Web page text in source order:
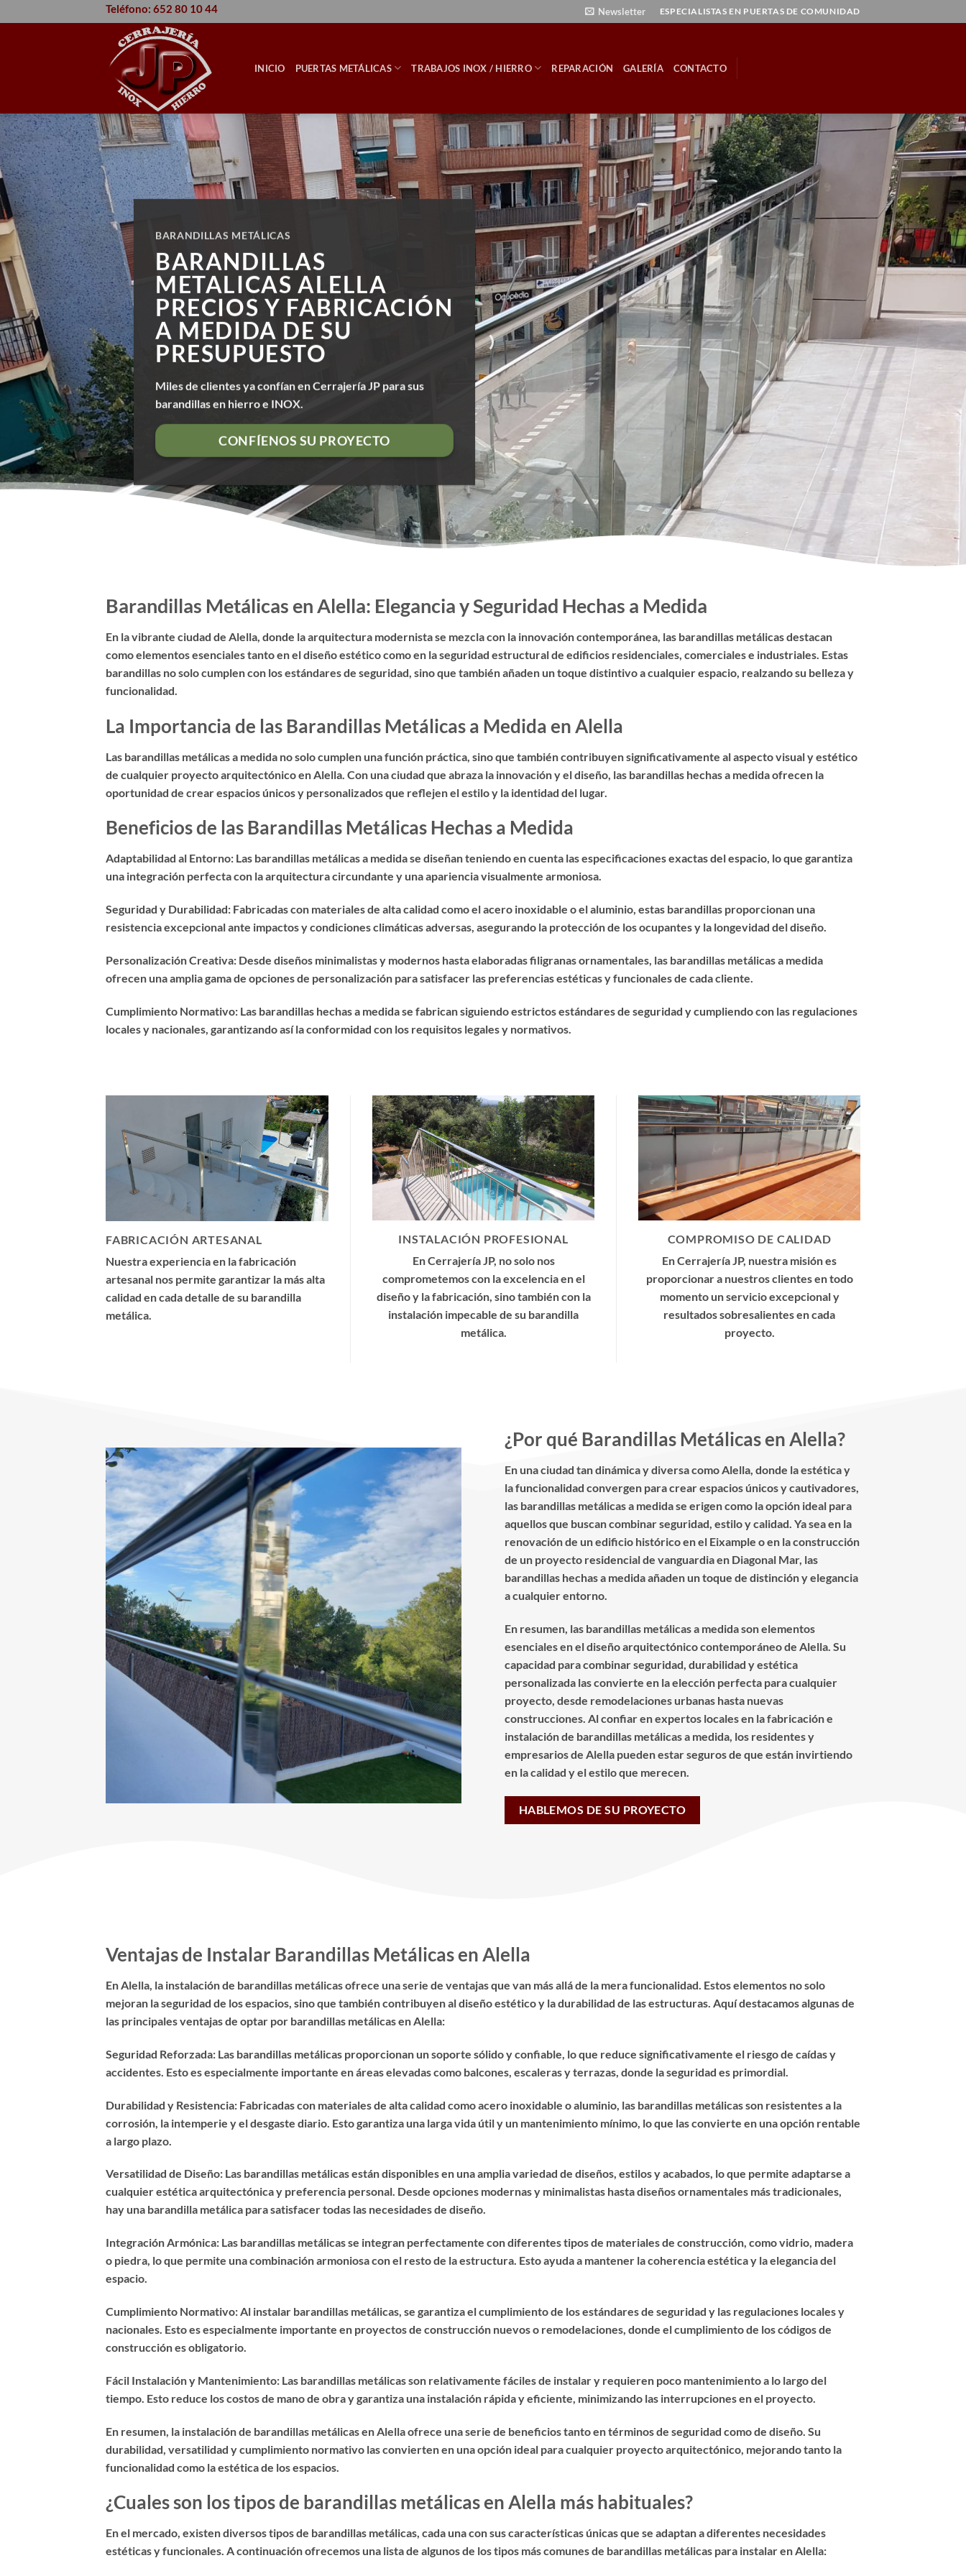
al
Teléfono: 652 80 10 44 Newsletter ESPECIALISTAS EN PUERTAS DE COMUNIDAD
INICIO PUERTAS METÁLICAS TRABAJOS INOX / HIERRO REPARACIÓN GALERÍA CONTACTO
BARANDILLAS METÁLICAS
BARANDILLAS
METALICAS ALELLA
PRECIOS Y FABRICACIÓN
A MEDIDA DE SU
PRESUPUESTO
Miles de clientes ya confían en Cerrajería JP para sus
barandillas en hierro e INOX.
CONFÍENOS SU PROYECTO
Barandillas Metálicas en Alella: Elegancia y Seguridad Hechas a Medida
En la vibrante ciudad de Alella, donde la arquitectura modernista se mezcla con la innovación contemporánea, las barandillas metálicas destacan
como elementos esenciales tanto en el diseño estético como en la seguridad estructural de edificios residenciales, comerciales e industriales. Estas
barandillas no solo cumplen con los estándares de seguridad, sino que también añaden un toque distintivo a cualquier espacio, realzando su belleza y
funcionalidad.
La Importancia de las Barandillas Metálicas a Medida en Alella
Las barandillas metálicas a medida no solo cumplen una función práctica, sino que también contribuyen significativamente al aspecto visual y estético
de cualquier proyecto arquitectónico en Alella. Con una ciudad que abraza la innovación y el diseño, las barandillas hechas a medida ofrecen la
oportunidad de crear espacios únicos y personalizados que reflejen el estilo y la identidad del lugar.
Beneficios de las Barandillas Metálicas Hechas a Medida
Adaptabilidad al Entorno: Las barandillas metálicas a medida se diseñan teniendo en cuenta las especificaciones exactas del espacio, lo que garantiza
una integración perfecta con la arquitectura circundante y una apariencia visualmente armoniosa.
Seguridad y Durabilidad: Fabricadas con materiales de alta calidad como el acero inoxidable o el aluminio, estas barandillas proporcionan una
resistencia excepcional ante impactos y condiciones climáticas adversas, asegurando la protección de los ocupantes y la longevidad del diseño.
Personalización Creativa: Desde diseños minimalistas y modernos hasta elaboradas filigranas ornamentales, las barandillas metálicas a medida
ofrecen una amplia gama de opciones de personalización para satisfacer las preferencias estéticas y funcionales de cada cliente.
Cumplimiento Normativo: Las barandillas hechas a medida se fabrican siguiendo estrictos estándares de seguridad y cumpliendo con las regulaciones
locales y nacionales, garantizando así la conformidad con los requisitos legales y normativos.
FABRICACIÓN ARTESANAL
Nuestra experiencia en la fabricación
artesanal nos permite garantizar la más alta
calidad en cada detalle de su barandilla
metálica.
INSTALACIÓN PROFESIONAL
En Cerrajería JP, no solo nos
comprometemos con la excelencia en el
diseño y la fabricación, sino también con la
instalación impecable de su barandilla
metálica.
COMPROMISO DE CALIDAD
En Cerrajería JP, nuestra misión es
proporcionar a nuestros clientes en todo
momento un servicio excepcional y
resultados sobresalientes en cada
proyecto.
¿Por qué Barandillas Metálicas en Alella?
En una ciudad tan dinámica y diversa como Alella, donde la estética y
la funcionalidad convergen para crear espacios únicos y cautivadores,
las barandillas metálicas a medida se erigen como la opción ideal para
aquellos que buscan combinar seguridad, estilo y calidad. Ya sea en la
renovación de un edificio histórico en el Eixample o en la construcción
de un proyecto residencial de vanguardia en Diagonal Mar, las
barandillas hechas a medida añaden un toque de distinción y elegancia
a cualquier entorno.
En resumen, las barandillas metálicas a medida son elementos
esenciales en el diseño arquitectónico contemporáneo de Alella. Su
capacidad para combinar seguridad, durabilidad y estética
personalizada las convierte en la elección perfecta para cualquier
proyecto, desde remodelaciones urbanas hasta nuevas
construcciones. Al confiar en expertos locales en la fabricación e
instalación de barandillas metálicas a medida, los residentes y
empresarios de Alella pueden estar seguros de que están invirtiendo
en la calidad y el estilo que merecen.
HABLEMOS DE SU PROYECTO
Ventajas de Instalar Barandillas Metálicas en Alella
En Alella, la instalación de barandillas metálicas ofrece una serie de ventajas que van más allá de la mera funcionalidad. Estos elementos no solo
mejoran la seguridad de los espacios, sino que también contribuyen al diseño estético y la durabilidad de las estructuras. Aquí destacamos algunas de
las principales ventajas de optar por barandillas metálicas en Alella:
Seguridad Reforzada: Las barandillas metálicas proporcionan un soporte sólido y confiable, lo que reduce significativamente el riesgo de caídas y
accidentes. Esto es especialmente importante en áreas elevadas como balcones, escaleras y terrazas, donde la seguridad es primordial.
Durabilidad y Resistencia: Fabricadas con materiales de alta calidad como acero inoxidable o aluminio, las barandillas metálicas son resistentes a la
corrosión, la intemperie y el desgaste diario. Esto garantiza una larga vida útil y un mantenimiento mínimo, lo que las convierte en una opción rentable
a largo plazo.
Versatilidad de Diseño: Las barandillas metálicas están disponibles en una amplia variedad de diseños, estilos y acabados, lo que permite adaptarse a
cualquier estética arquitectónica y preferencia personal. Desde opciones modernas y minimalistas hasta diseños ornamentales más tradicionales,
hay una barandilla metálica para satisfacer todas las necesidades de diseño.
Integración Armónica: Las barandillas metálicas se integran perfectamente con diferentes tipos de materiales de construcción, como vidrio, madera
o piedra, lo que permite una combinación armoniosa con el resto de la estructura. Esto ayuda a mantener la coherencia estética y la elegancia del
espacio.
Cumplimiento Normativo: Al instalar barandillas metálicas, se garantiza el cumplimiento de los estándares de seguridad y las regulaciones locales y
nacionales. Esto es especialmente importante en proyectos de construcción nuevos o remodelaciones, donde el cumplimiento de los códigos de
construcción es obligatorio.
Fácil Instalación y Mantenimiento: Las barandillas metálicas son relativamente fáciles de instalar y requieren poco mantenimiento a lo largo del
tiempo. Esto reduce los costos de mano de obra y garantiza una instalación rápida y eficiente, minimizando las interrupciones en el proyecto.
En resumen, la instalación de barandillas metálicas en Alella ofrece una serie de beneficios tanto en términos de seguridad como de diseño. Su
durabilidad, versatilidad y cumplimiento normativo las convierten en una opción ideal para cualquier proyecto arquitectónico, mejorando tanto la
funcionalidad como la estética de los espacios.
¿Cuales son los tipos de barandillas metálicas en Alella más habituales?
En el mercado, existen diversos tipos de barandillas metálicas, cada una con sus características únicas que se adaptan a diferentes necesidades
estéticas y funcionales. A continuación ofrecemos una lista de algunos de los tipos más comunes de barandillas metálicas para instalar en Alella: